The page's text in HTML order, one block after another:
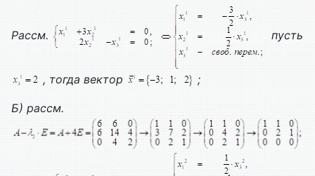
Рассм. пусть
, тогда вектор ;
Б) рассм.